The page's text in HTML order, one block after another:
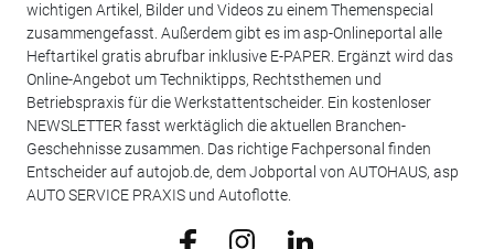
wichtigen Artikel, Bilder und Videos zu einem Themenspecial
zusammengefasst. Außerdem gibt es im asp-Onlineportal alle
Heftartikel gratis abrufbar inklusive E-PAPER. Ergänzt wird das
Online-Angebot um Techniktipps, Rechtsthemen und
Betriebspraxis für die Werkstattentscheider. Ein kostenloser
NEWSLETTER fasst werktäglich die aktuellen Branchen-
Geschehnisse zusammen. Das richtige Fachpersonal finden
Entscheider auf autojob.de, dem Jobportal von AUTOHAUS, asp
AUTO SERVICE PRAXIS und Autoflotte.